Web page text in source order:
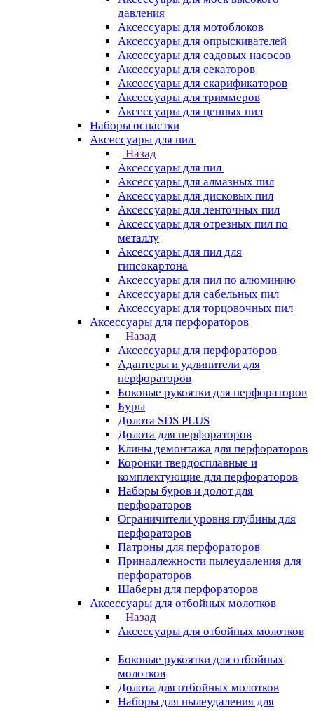
давления
Аксессуары для мотоблоков
Аксессуары для опрыскивателей
Аксессуары для садовых насосов
Аксессуары для секаторов
Аксессуары для скарификаторов
Аксессуары для триммеров
Аксессуары для цепных пил
Наборы оснастки
Аксессуары для пил
Назад
Аксессуары для пил
Аксессуары для алмазных пил
Аксессуары для дисковых пил
Аксессуары для ленточных пил
Аксессуары для отрезных пил по
металлу
Аксессуары для пил для
гипсокартона
Аксессуары для пил по алюминию
Аксессуары для сабельных пил
Аксессуары для торцовочных пил
Аксессуары для перфораторов
Назад
Аксессуары для перфораторов
Адаптеры и удлинители для
перфораторов
Боковые рукоятки для перфораторов
Буры
Долота SDS PLUS
Долота для перфораторов
Клины демонтажа для перфораторов
Коронки твердосплавные и
комплектующие для перфораторов
Наборы буров и долот для
перфораторов
Ограничители уровня глубины для
перфораторов
Патроны для перфораторов
Принадлежности пылеудаления для
перфораторов
Шаберы для перфораторов
Аксессуары для отбойных молотков
Назад
Аксессуары для отбойных молотков
Боковые рукоятки для отбойных
молотков
Долота для отбойных молотков
Наборы для пылеудаления для